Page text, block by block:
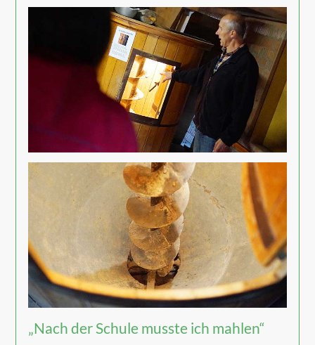
„Nach der Schule musste ich mahlen“